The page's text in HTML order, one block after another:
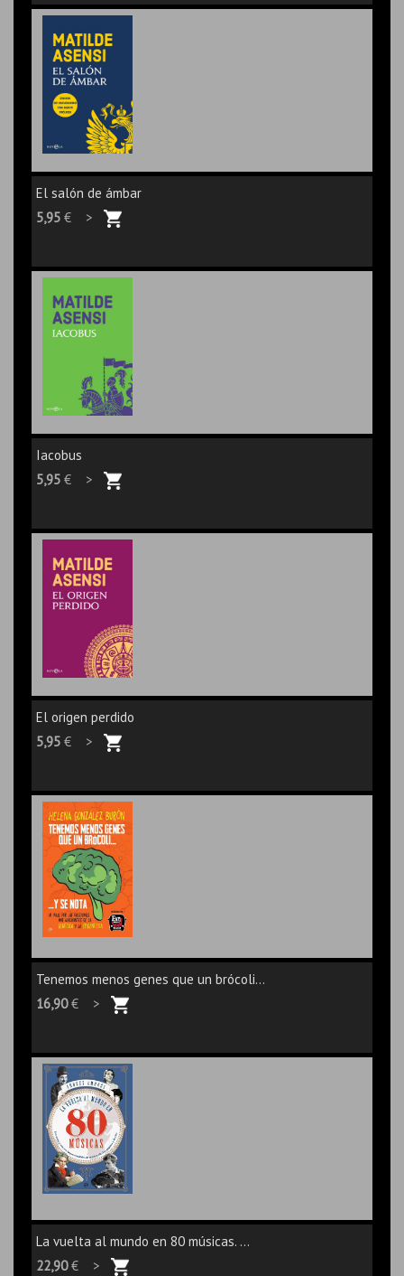
El salón de ámbar
5,95 € >
Iacobus
5,95 € >
El origen perdido
5,95 € >
Tenemos menos genes que un brócoli...
16,90€ >
La vuelta al mundo en 80 músicas. ...
22,90€ >